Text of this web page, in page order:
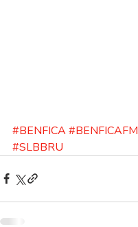
#BENFICA#BENFICAFM
#SLBBRU